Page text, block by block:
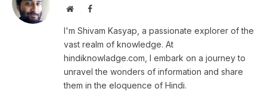
WebsiteFacebook
I'm Shivam Kasyap, a passionate explorer of the
vast realm of knowledge. At
hindiknowladge.com, I embark on a journey to
unravel the wonders of information and share
them in the eloquence of Hindi.